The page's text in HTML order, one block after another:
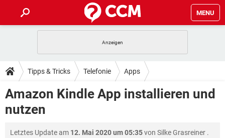
MENU
ANDROID IOS
WINDOWS 10 INSTAGRAM
WHATSAPP
TIPPS & TRICKS
SPIELE STREAMING
ANDROID IOS
WHATSAPP TIKTOK
DOWNLOADS
SPIELE
FORUM
SPIELE STREAMING
Tipps & Tricks Telefonie Apps
Amazon Kindle App installieren und
nutzen
Letztes Update am 12. Mai 2020 um 05:35von Silke Grasreiner .